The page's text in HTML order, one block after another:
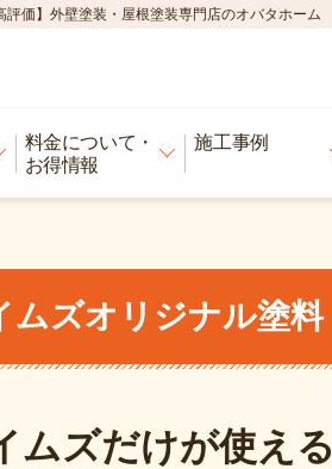
評価】外壁塗装・屋根塗装専門店のオバタホーム
料金について・
お得情報
施工事例
ムズオリジナル塗料
ムズだけが使える